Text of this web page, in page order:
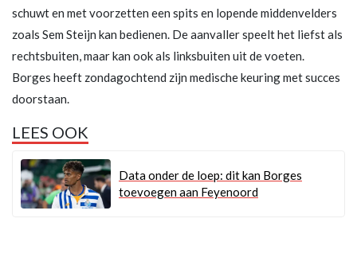
schuwt en met voorzetten een spits en lopende middenvelders
zoals Sem Steijn kan bedienen. De aanvaller speelt het liefst als
rechtsbuiten, maar kan ook als linksbuiten uit de voeten.
Borges heeft zondagochtend zijn medische keuring met succes
doorstaan.
LEES OOK
Data onder de loep: dit kan Borges
toevoegen aan Feyenoord